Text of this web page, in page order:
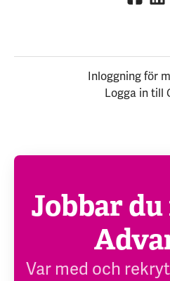
Inloggning för
Logga in till
Jobbar
Var med och